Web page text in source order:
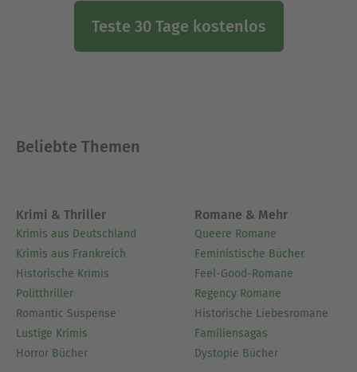
Teste 30 Tage kostenlos
Beliebte Themen
Krimi & Thriller
Krimis aus Deutschland
Krimis aus Frankreich
Historische Krimis
Politthriller
Romantic Suspense
Lustige Krimis
Horror Bücher
Romane & Mehr
Queere Romane
Feministische Bücher
Feel-Good-Romane
Regency Romane
Historische Liebesromane
Familiensagas
Dystopie Bücher